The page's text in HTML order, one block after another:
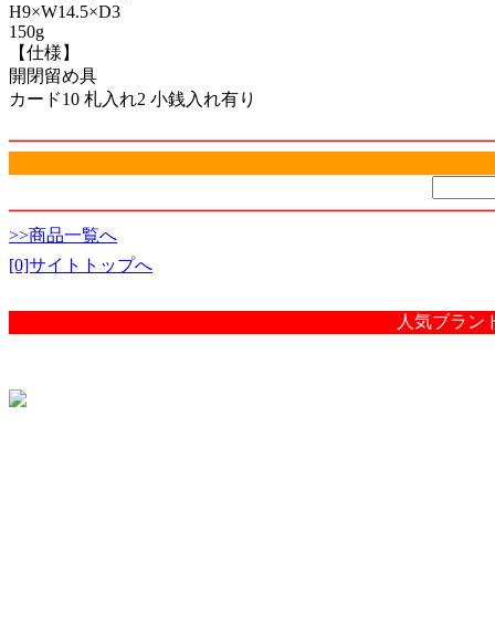
H9×W14.5×D3
150g
【仕様】
開閉留め具
カード10 札入れ2 小銭入れ有り
>>商品一覧へ
[0]サイトトップへ
人気ブラン